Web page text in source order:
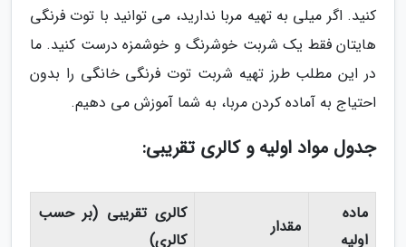
کنید. اگر میلی به تهیه مربا ندارید، می توانید با توت فرنگی
هایتان فقط یک شربت خوشرنگ و خوشمزه درست کنید. ما
در این مطلب طرز تهیه شربت توت فرنگی خانگی را بدون
احتیاج به آماده کردن مربا، به شما آموزش می دهیم.
جدول مواد اولیه و کالری تقریبی:
ماده
اولیه
مقدار
کالری تقریبی (بر حسب
کالری)